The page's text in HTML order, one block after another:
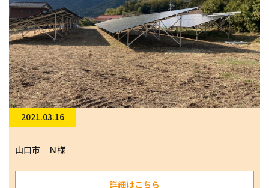
2021.03.16
山口市 Ｎ様
詳細はこちら